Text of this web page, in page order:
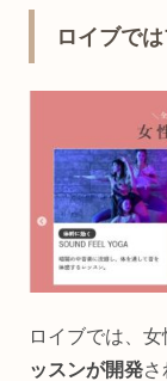
ロイブで
ロイブでは、
ッスンが開発さ